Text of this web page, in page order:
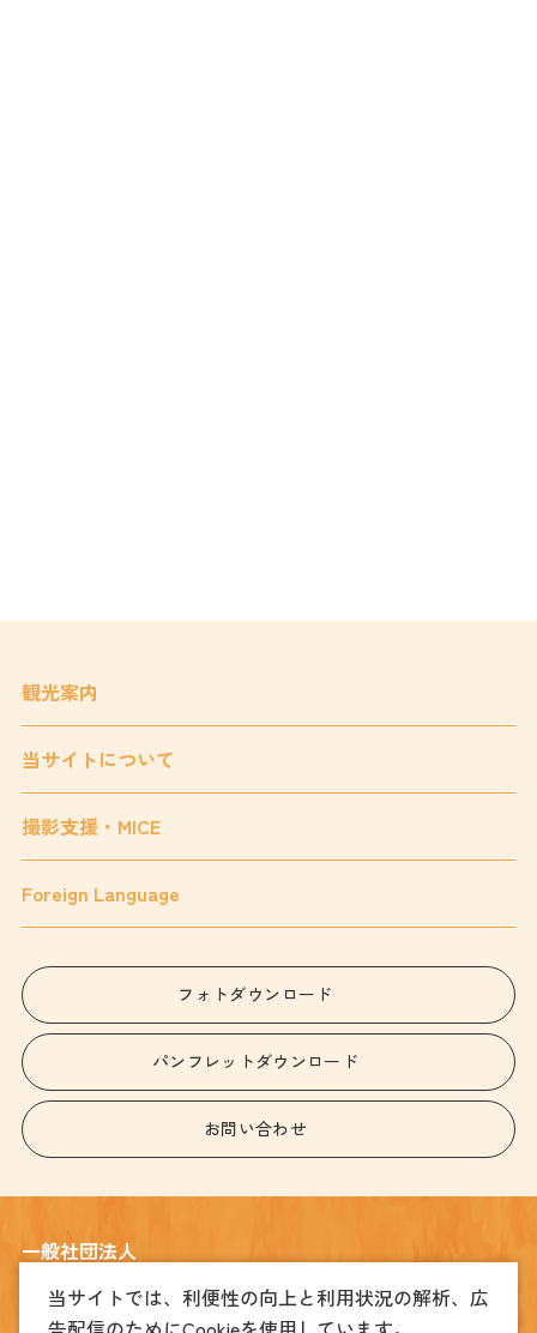
観光案内
当サイトについて
撮影支援・MICE
Foreign Language
フォトダウンロード
パンフレットダウンロード
お問い合わせ
一般社団法人
〒320-0026
当サイトでは、利便性の向上と利用状況の解析、広